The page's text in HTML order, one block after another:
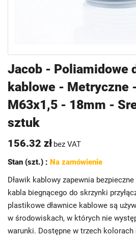
Jacob - Poliamidowe
kablowe - Metryczne
M63x1,5 - 18mm -
sztuk
156.32 zł bez VAT
Stan (szt.) : Na zamówienie
Dławik kablowy zapewnia
kabla biegnącego do skrzynki
plastikowe dławnice kablowe są
w środowiskach, w których nie
warunki. Dostępne w trzech
na
początek
galerii